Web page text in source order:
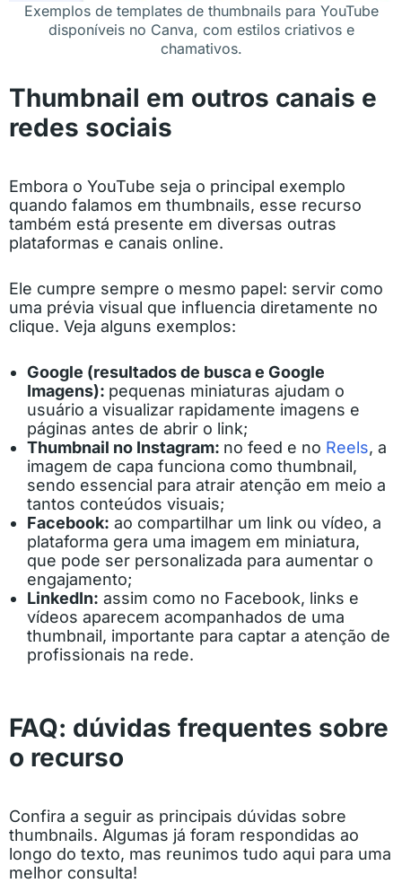
Exemplos de templates de thumbnails para YouTube
disponíveis no Canva, com estilos criativos e
chamativos.
Thumbnail em outros canais e
redes sociais
Embora o YouTube seja o principal exemplo
quando falamos em thumbnails, esse recurso
também está presente em diversas outras
plataformas e canais online.
Ele cumpre sempre o mesmo papel: servir como
uma prévia visual que influencia diretamente no
clique. Veja alguns exemplos:
Google (resultados de busca e Google
Imagens): pequenas miniaturas ajudam o
usuário a visualizar rapidamente imagens e
páginas antes de abrir o link;
Thumbnail no Instagram: no feed e no Reels, a
imagem de capa funciona como thumbnail,
sendo essencial para atrair atenção em meio a
tantos conteúdos visuais;
Facebook: ao compartilhar um link ou vídeo, a
plataforma gera uma imagem em miniatura,
que pode ser personalizada para aumentar o
engajamento;
LinkedIn: assim como no Facebook, links e
vídeos aparecem acompanhados de uma
thumbnail, importante para captar a atenção de
profissionais na rede.
FAQ: dúvidas frequentes sobre
o recurso
Confira a seguir as principais dúvidas sobre
thumbnails. Algumas já foram respondidas ao
longo do texto, mas reunimos tudo aqui para uma
melhor consulta!